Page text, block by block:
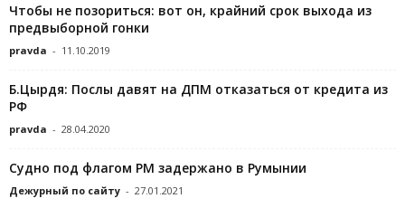
Чтобы не позориться: вот он, крайний срок выхода из
предвыборной гонки
pravda - 11.10.2019
Б.Цырдя: Послы давят на ДПМ отказаться от кредита из
РФ
pravda - 28.04.2020
Судно под флагом РМ задержано в Румынии
Дежурный по сайту - 27.01.2021